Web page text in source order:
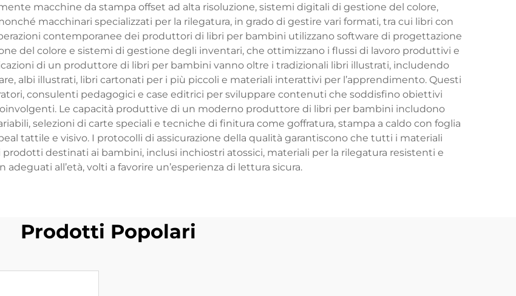
macchine da stampa offset ad alta risoluzione, sistemi digitali di gestione del colore,
macchinari specializzati per la rilegatura, in grado di gestire vari formati, tra cui libri con
contemporanee dei produttori di libri per bambini utilizzano software di progettazione
del colore e sistemi di gestione degli inventari, che ottimizzano i flussi di lavoro produttivi e
di un produttore di libri per bambini vanno oltre i tradizionali libri illustrati, includendo
albi illustrati, libri cartonati per i più piccoli e materiali interattivi per l’apprendimento. Questi
consulenti pedagogici e case editrici per sviluppare contenuti che soddisfino obiettivi
Le capacità produttive di un moderno produttore di libri per bambini includono
selezioni di carte speciali e tecniche di finitura come goffratura, stampa a caldo con foglia
tattile e visivo. I protocolli di assicurazione della qualità garantiscono che tutti i materiali
destinati ai bambini, inclusi inchiostri atossici, materiali per la rilegatura resistenti e
all’età, volti a favorire un’esperienza di lettura sicura.
Prodotti Popolari